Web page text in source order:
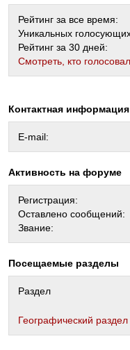
Рейтинг за все время:
Уникальных
Рейтинг за 30 дней:
Cмотреть, кто голосовал
Контактная информация
E-mail:
Активность на форуме
Регистрация:
Оставлено сообщений:
Звание:
Посещаемые разделы
Раздел
Географический раздел